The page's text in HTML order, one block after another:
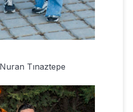
Tınaztepe